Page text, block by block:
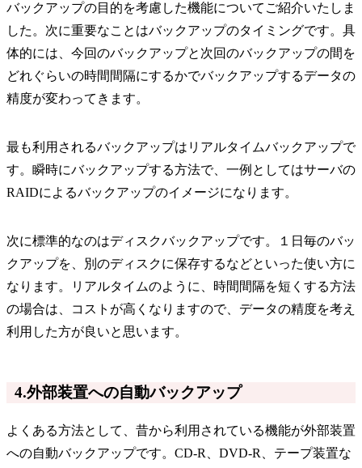
バックアップの目的を考慮した機能についてご紹介いたしま
した。次に重要なことはバックアップのタイミングです。具
体的には、今回のバックアップと次回のバックアップの間を
どれぐらいの時間間隔にするかでバックアップするデータの
精度が変わってきます。
最も利用されるバックアップはリアルタイムバックアップで
す。瞬時にバックアップする方法で、一例としてはサーバの
RAIDによるバックアップのイメージになります。
次に標準的なのはディスクバックアップです。１日毎のバッ
クアップを、別のディスクに保存するなどといった使い方に
なります。リアルタイムのように、時間間隔を短くする方法
の場合は、コストが高くなりますので、データの精度を考え
利用した方が良いと思います。
4.外部装置への自動バックアップ
よくある方法として、昔から利用されている機能が外部装置
への自動バックアップです。CD-R、DVD-R、テープ装置な